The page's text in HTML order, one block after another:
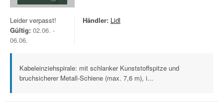
Leider verpasst!
Gültig: 02.06. -
06.06.
Händler: Lidl
Kabeleinziehspirale: mit schlanker Kunststoffspitze und
bruchsicherer Metall-Schiene (max. 7,6 m), i...